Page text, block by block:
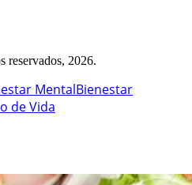
reservados, 2026.
MentalBienestar
de Vida